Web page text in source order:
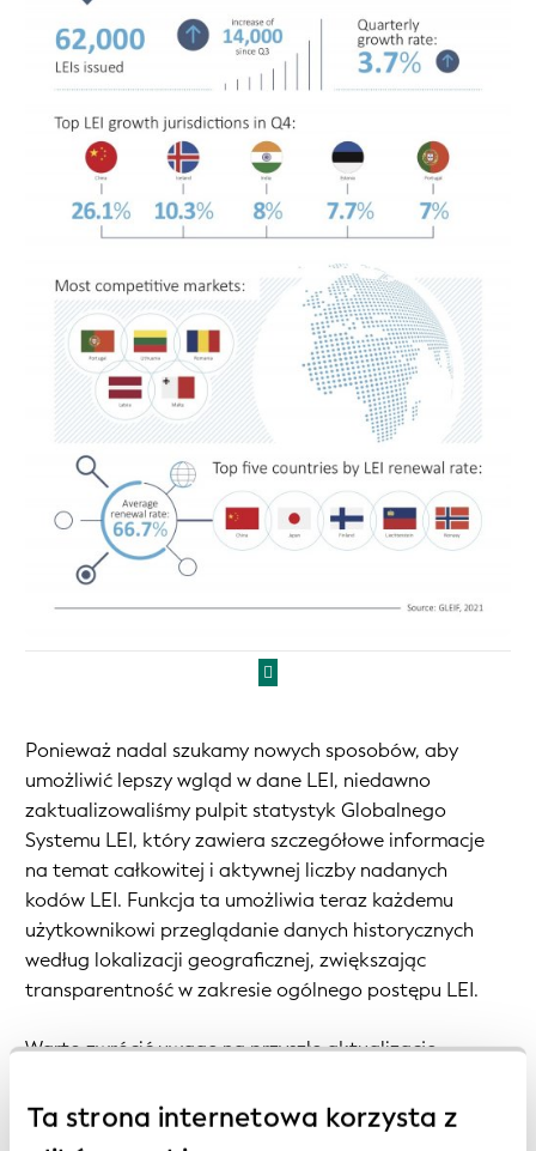
Ta strona internetowa korzysta z
Ponieważ nadal szukamy nowych sposobów, aby
umożliwić lepszy wgląd w dane LEI, niedawno
zaktualizowaliśmy pulpit statystyk Globalnego
Systemu LEI, który zawiera szczegółowe informacje
na temat całkowitej i aktywnej liczby nadanych
kodów LEI. Funkcja ta umożliwia teraz każdemu
użytkownikowi przeglądanie danych historycznych
według lokalizacji geograficznej, zwiększając
transparentność w zakresie ogólnego postępu LEI.
Warto zwrócić uwagę na przyszłe aktualizacje
Systemu LEI, aby dowiedzieć się, jak wyglądają: